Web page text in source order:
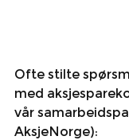
Ofte stilte
med
vår
AksjeNorge):